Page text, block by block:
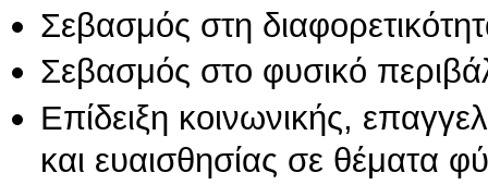
Σεβασμός στη
Σεβασμός στο φυσικό
Επίδειξη κοινωνικής,
και ευαισθησίας σε θέματα